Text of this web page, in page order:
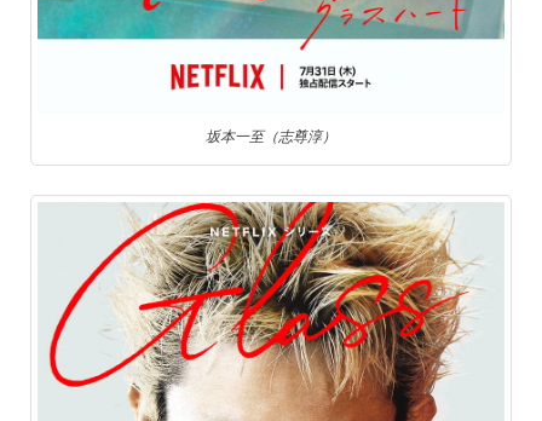
坂本一至（志尊淳）